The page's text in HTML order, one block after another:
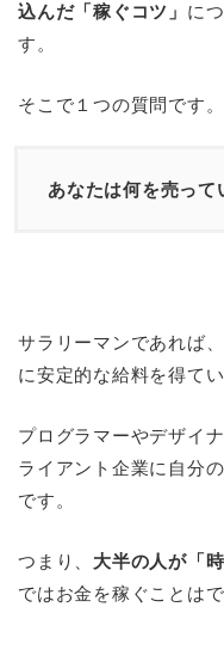
込んだ「稼ぐコツ」 に
す。
そこで１つの質問です。
あなたは何を売って
サラリーマンであれば
に安定的な給料を得て
プログラマーやデザイ
ライアント企業に自分
です。
つまり、 大半の人が「
ではお金を稼ぐことはで